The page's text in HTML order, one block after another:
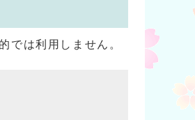
では利用しません。